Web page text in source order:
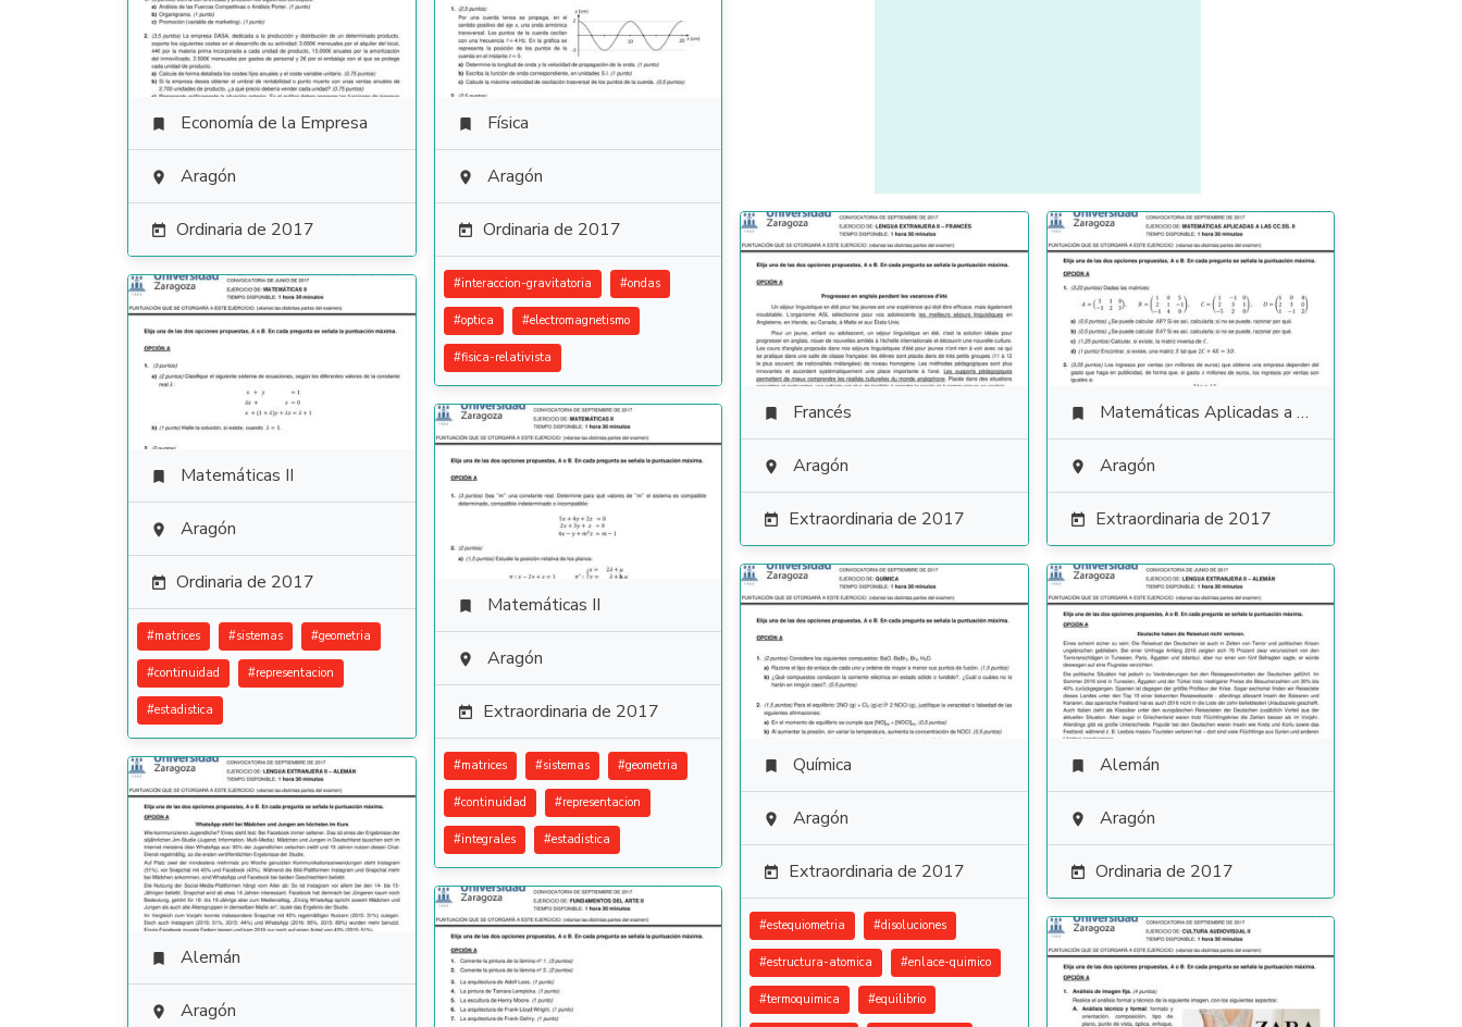
 Economía de la Empresa
 Aragón
 Ordinaria de 2017
 Física
 Aragón
 Ordinaria de 2017
#interaccion-gravitatoria #ondas
#optica #electromagnetismo
#fisica-relativista
 Francés
 Aragón
 Extraordinaria de 2017
 Matemáticas Aplicadas a las Ciencias Sociales
 Aragón
 Extraordinaria de 2017
 Matemáticas II
 Aragón
 Ordinaria de 2017
#matrices #sistemas #geometria
#continuidad #representacion
#estadistica
 Matemáticas II
 Aragón
 Extraordinaria de 2017
#matrices #sistemas #geometria
#continuidad #representacion
#integrales #estadistica
 Química
 Aragón
 Extraordinaria de 2017
#estequiometria #disoluciones
#estructura-atomica #enlace-quimico
#termoquimica #equilibrio
 Alemán
 Aragón
 Ordinaria de 2017
 Alemán
 Aragón